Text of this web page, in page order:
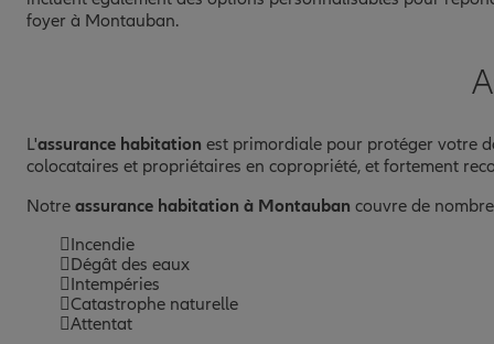
foyer à Montauban.
L'assurance habitation est primordiale pour protéger votre
colocataires et propriétaires en copropriété, et fortement
Notre assurance habitation à Montauban couvre de
Incendie
Dégât des eaux
Intempéries
Catastrophe naturelle
Attentat